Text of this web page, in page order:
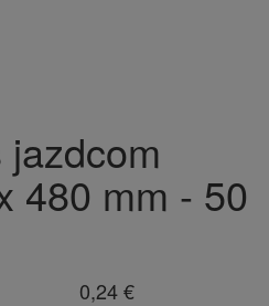
480 mm - 50
0,24 €